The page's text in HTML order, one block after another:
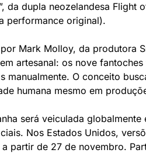
da dupla neozelandesa Flight
performance original).
Mark Molloy, da produtora
artesanal: os nove
manualmente. O conceito
humana mesmo em
será veiculada
Nos Estados Unidos,
partir de 27 de novembro.